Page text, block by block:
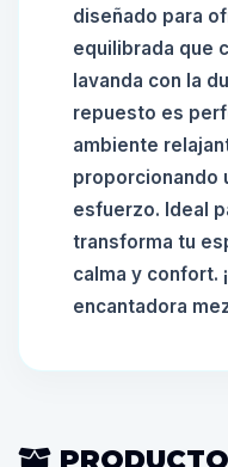
diseñado para
equilibrada que
lavanda con la
repuesto es
ambiente
proporcionando
esfuerzo. Ideal
transforma tu
calma y confort.
encantadora